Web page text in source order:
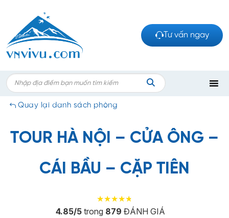
dung
Tư vấn ngay
Search
for:
Quay lại danh sách phòng
TOUR HÀ NỘI – CỬA ÔNG –
CÁI BẦU – CẶP TIÊN
4.85/5 trong 879 ĐÁNH GIÁ